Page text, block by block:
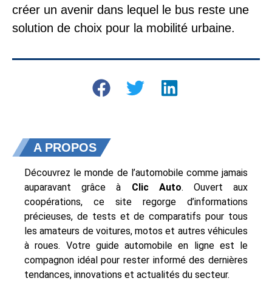
créer un avenir dans lequel le bus reste une
solution de choix pour la mobilité urbaine.
A PROPOS
Découvrez le monde de l’automobile comme jamais
auparavant grâce à Clic Auto. Ouvert aux
coopérations, ce site regorge d’informations
précieuses, de tests et de comparatifs pour tous
les amateurs de voitures, motos et autres véhicules
à roues. Votre guide automobile en ligne est le
compagnon idéal pour rester informé des dernières
tendances, innovations et actualités du secteur.